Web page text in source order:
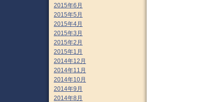
2015年6月
2015年5月
2015年4月
2015年3月
2015年2月
2015年1月
2014年12月
2014年11月
2014年10月
2014年9月
2014年8月